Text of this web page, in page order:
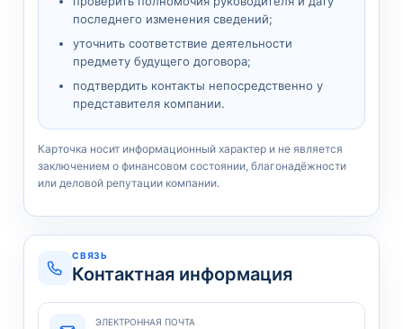
последнего изменения сведений;
уточнить соответствие деятельности
предмету будущего договора;
подтвердить контакты непосредственно у
представителя компании.
Карточка носит информационный характер и не является
заключением о финансовом состоянии, благонадёжности
или деловой репутации компании.
СВЯЗЬ
Контактная информация
ЭЛЕКТРОННАЯ ПОЧТА